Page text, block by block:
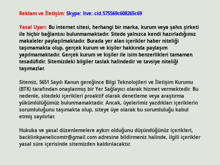
Reklam ve İletişim: Skype: live:.cid.575569c608265c69
Yasal Uyarı: Bu internet sitesi, herhangi bir marka, kurum veya şahıs şirketi
ile hiçbir bağlantısı bulunmamaktadır. Sitede yalnızca kendi hazırladığımız
makaleler paylaşılmaktadır. Burada yer alan içerikler haber niteliği
taşımamakta olup, gerçek kurum ve kişiler hakkında paylaşım
yapılmamaktadır. Gerçek kurum ve kişiler ile isim benzerlikleri tamamen
tesadüfidir. Sitemizdeki bilgiler taslak halindedir ve tavsiye niteliği
taşımazlar.
Sitemiz, 5651 Sayılı Kanun gereğince Bilgi Teknolojileri ve İletişim Kurumu
(BTK) tarafından onaylanmış bir Yer Sağlayıcı olarak hizmet vermektedir. Bu
nedenle, sitedeki içerikleri proaktif olarak denetleme veya araştırma
yükümlülüğümüz bulunmamaktadır. Ancak, üyelerimiz yazdıkları içeriklerin
sorumluluğunu taşımakta olup, siteye üye olarak bu sorumluluğu kabul
etmiş sayılırlar.
Hukuka ve yasal düzenlemelere aykırı olduğunu düşündüğünüz içerikleri,
backlinkpanelicomtr@gmail.comadresine bildirmeniz halinde, ilgili içerikler
yasal süre içerisinde sitemizden kaldırılacaktır.